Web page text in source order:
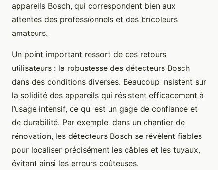
appareils Bosch, qui correspondent bien aux
attentes des professionnels et des bricoleurs
amateurs.
Un point important ressort de ces retours
utilisateurs : la robustesse des détecteurs Bosch
dans des conditions diverses. Beaucoup insistent sur
la solidité des appareils qui résistent efficacement à
l’usage intensif, ce qui est un gage de confiance et
de durabilité. Par exemple, dans un chantier de
rénovation, les détecteurs Bosch se révèlent fiables
pour localiser précisément les câbles et les tuyaux,
évitant ainsi les erreurs coûteuses.